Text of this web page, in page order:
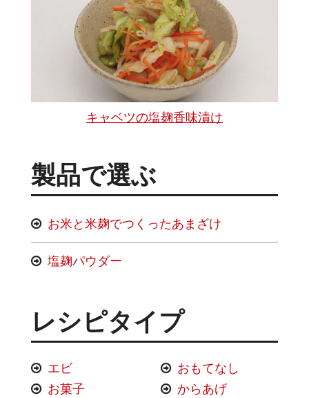
キャベツの塩麹香味漬け
製品で選ぶ
お米と米麹でつくったあまざけ
塩麹パウダー
レシピタイプ
エビ
おもてなし
お菓子
からあげ